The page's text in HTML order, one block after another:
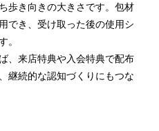
歩き向きの大きさです。包材
でき、受け取った後の使用シ
。
、来店特典や入会特典で配布
継続的な認知づくりにもつな